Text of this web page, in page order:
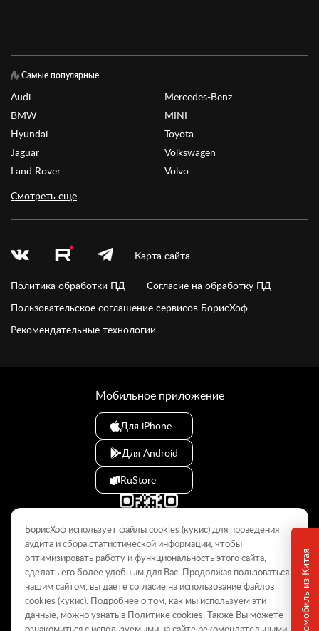
Самые популярные
Audi
BMW
Hyundai
Jaguar
Land Rover
Mercedes-Benz
MINI
Toyota
Volkswagen
Volvo
Смотреть еще
Карта сайта
Политика обработки ПД
Согласие на обработку ПД
Пользовательское соглашение сервисов БорисХоф
Рекомендательные технологии
© 2009–2026
Данный интернет-сайт носит информационный характер и не
является публичной офертой, определяемой положениями Статьи
437 ГК РФ. Для получения подробной информации обращайтесь в
Мобильное приложение
Для iPhone
Для Android
RuStore
БорисХоф использует файлы cookies (кукиc) для проведения
аудита и сбора статистической информации, чтобы
оптимизировать работу и функциональность этого сайта,
сделать его более удобным для Вас. Продолжая пользоваться
нашим сайтом, вы даете согласие на использование файлов
cookies (кукиc). Подробнее о том, как мы используем эти
данные, можно узнать в Политикеcookies. Также Вы можете